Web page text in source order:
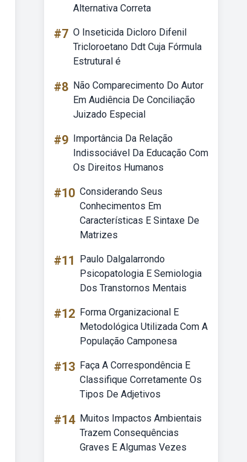
Alternativa Correta
#7 O Inseticida Dicloro Difenil
Tricloroetano Ddt Cuja Fórmula
Estrutural é
#8 Não Comparecimento Do Autor
Em Audiência De Conciliação
Juizado Especial
#9 Importância Da Relação
Indissociável Da Educação Com
Os Direitos Humanos
#10 Considerando Seus
Conhecimentos Em
Características E Sintaxe De
Matrizes
#11
Paulo Dalgalarrondo
Psicopatologia E Semiologia
Dos Transtornos Mentais
#12 Forma Organizacional E
Metodológica Utilizada Com A
População Camponesa
#13 Faça A Correspondência E
Classifique Corretamente Os
Tipos De Adjetivos
#14 Muitos Impactos Ambientais
Trazem Consequências
Graves E Algumas Vezes